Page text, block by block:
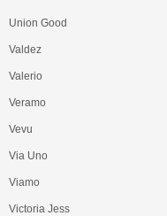
Union Good
Valdez
Valerio
Veramo
Vevu
Via Uno
Viamo
Victoria Jess